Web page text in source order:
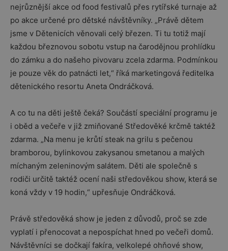
nejrůznější akce od food festivalů přes rytířské turnaje až
po akce určené pro dětské návštěvníky. „Právě dětem
jsme v Dětenicích věnovali celý březen. Ti tu totiž mají
každou březnovou sobotu vstup na čarodějnou prohlídku
do zámku a do našeho pivovaru zcela zdarma. Podmínkou
je pouze věk do patnácti let,“ říká marketingová ředitelka
dětenického resortu Aneta Ondráčková.
A co tu na děti ještě čeká? Součástí speciální programu je
i oběd a večeře v již zmiňované Středověké krčmě taktéž
zdarma. „Na menu je krůtí steak na grilu s pečenou
bramborou, bylinkovou zakysanou smetanou a malých
míchaným zeleninovým salátem. Děti ale společně s
rodiči určitě taktéž ocení naši středověkou show, která se
koná vždy v 19 hodin,“ upřesňuje Ondráčková.
Právě středověká show je jeden z důvodů, proč se zde
vyplatí i přenocovat a nepospíchat hned po večeři domů.
Návštěvníci se dočkají fakíra, velkolepé ohňové show,